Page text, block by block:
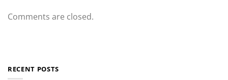
Comments are closed.
RECENT POSTS